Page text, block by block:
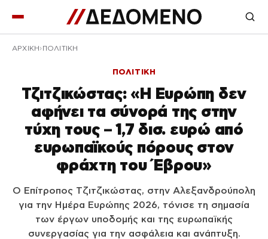
ΑΡΧΙΚΉ ΠΟΛΙΤΙΚΗ
ΠΟΛΙΤΙΚΗ
Τζιτζικώστας: «Η Ευρώπη δεν
αφήνει τα σύνορά της στην
τύχη τους – 1,7 δισ. ευρώ από
ευρωπαϊκούς πόρους στον
φράχτη του Έβρου»
Ο Επίτροπος Τζιτζικώστας, στην Αλεξανδρούπολη
για την Ημέρα Ευρώπης 2026, τόνισε τη σημασία
των έργων υποδομής και της ευρωπαϊκής
συνεργασίας για την ασφάλεια και ανάπτυξη.